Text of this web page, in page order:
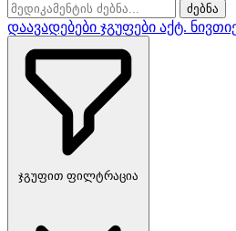
ძებნა
დაავადებები ჯგუფები აქტ.
ჯგუფით ფილტრაცია